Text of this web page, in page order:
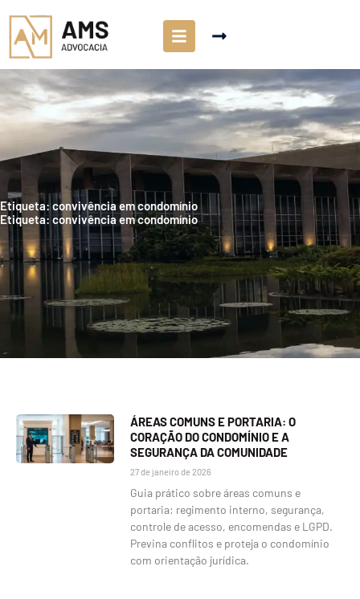
Etiqueta: convivência em condomínio
Etiqueta: convivência em condomínio
ÁREAS COMUNS E PORTARIA: O
CORAÇÃO DO CONDOMÍNIO E A
SEGURANÇA DA COMUNIDADE
27 de janeiro de 2026
Guia prático sobre áreas comuns e
portaria: regimento interno, segurança,
controle de acesso, encomendas e LGPD.
Previna conflitos e proteja o condomínio
com orientação jurídica.